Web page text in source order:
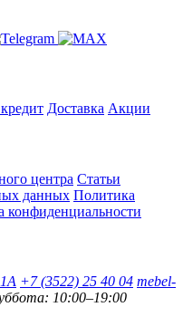
Доставка Акции
центра Статьи
данных Политика
конфиденциальности
+7 (3522) 25 40 04 mebel-
10:00–19:00